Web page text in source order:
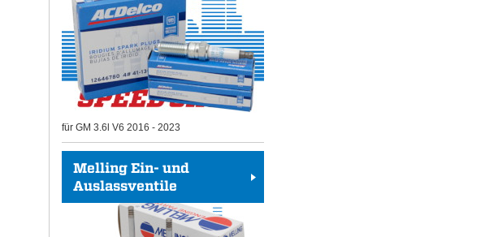
für GM 3.6l V6 2016 - 2023
Melling Ein- und
Auslassventile